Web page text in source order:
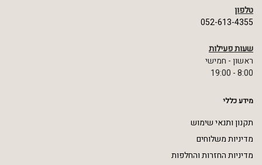
טלפון
052-613-4355
שעות פעילות
ראשון - חמישי
8:00 - 19:00
מידע כללי
תקנון ותנאי שימוש
מדיניות משלוחים
מדיניות החזרות והחלפות